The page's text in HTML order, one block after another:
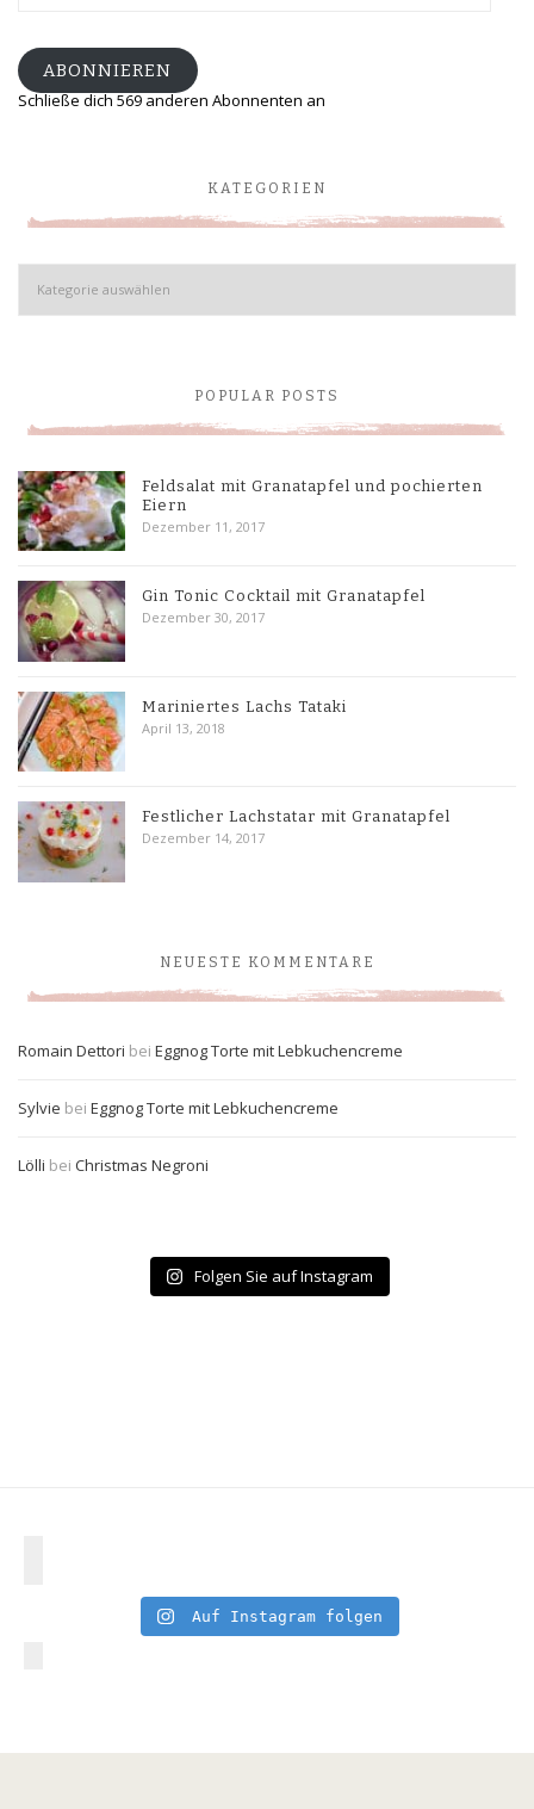
ABONNIEREN
Schließe dich 569 anderen Abonnenten an
KATEGORIEN
Kategorien
POPULAR POSTS
Feldsalat mit Granatapfel und pochierten
Eiern
Dezember 11, 2017
Gin Tonic Cocktail mit Granatapfel
Dezember 30, 2017
Mariniertes Lachs Tataki
April 13, 2018
Festlicher Lachstatar mit Granatapfel
Dezember 14, 2017
NEUESTE KOMMENTARE
Romain Dettori bei Eggnog Torte mit Lebkuchencreme
Sylvie bei Eggnog Torte mit Lebkuchencreme
Lölli bei Christmas Negroni
Folgen Sie auf Instagram
Auf Instagram folgen